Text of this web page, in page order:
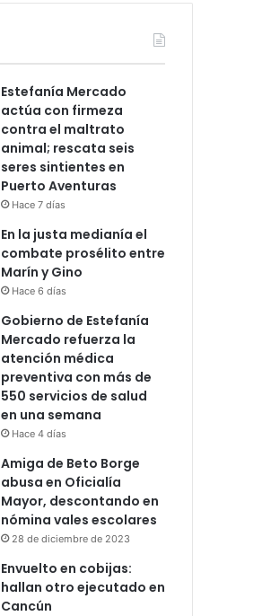
Estefanía Mercado
actúa con firmeza
contra el maltrato
animal; rescata seis
seres sintientes en
Puerto Aventuras
Hace 7 días
En la justa medianía el
combate prosélito entre
Marín y Gino
Hace 6 días
Gobierno de Estefanía
Mercado refuerza la
atención médica
preventiva con más de
550 servicios de salud
en una semana
Hace 4 días
Amiga de Beto Borge
abusa en Oficialía
Mayor, descontando en
nómina vales escolares
28 de diciembre de 2023
Envuelto en cobijas:
hallan otro ejecutado en
Cancún